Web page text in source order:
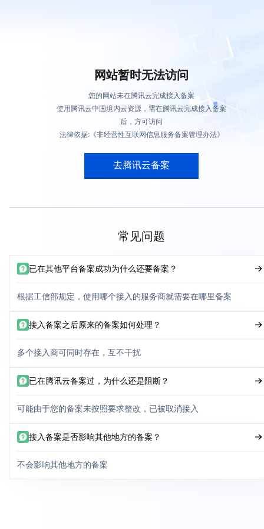
网站暂时无法访问
您的网站未在腾讯云完成接入备案
使用腾讯云中国境内云资源，需在腾讯云完成接入备案
后，方可访问
法律依据:《非经营性互联网信息服务备案管理办法》
去腾讯云备案
常见问题
已在其他平台备案成功为什么还要备案？
根据工信部规定，使用哪个接入的服务商就需要在哪里备案
接入备案之后原来的备案如何处理？
多个接入商可同时存在，互不干扰
已在腾讯云备案过，为什么还是阻断？
可能由于您的备案未按照要求整改，已被取消接入
接入备案是否影响其他地方的备案？
不会影响其他地方的备案